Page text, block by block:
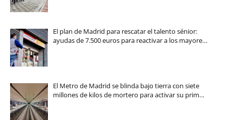
El plan de Madrid para rescatar el talento sénior:
ayudas de 7.500 euros para reactivar a los mayore…
El Metro de Madrid se blinda bajo tierra con siete
millones de kilos de mortero para activar su prim…